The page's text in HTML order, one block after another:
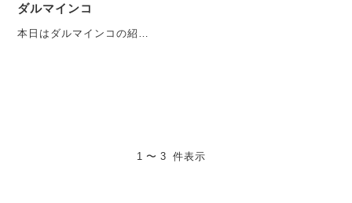
ダルマインコ
本日はダルマインコの紹
1 〜 3 件表示